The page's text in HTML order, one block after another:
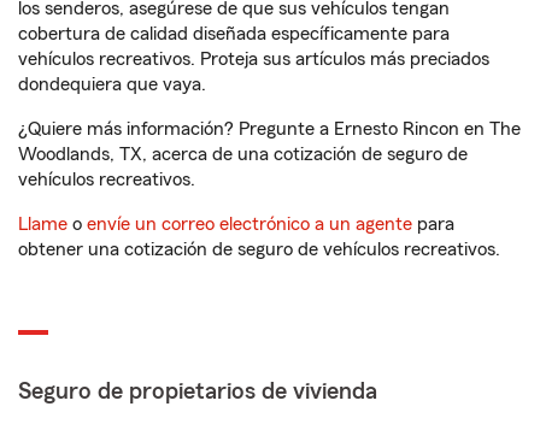
los senderos, asegúrese de que sus vehículos tengan
cobertura de calidad diseñada específicamente para
vehículos recreativos. Proteja sus artículos más preciados
dondequiera que vaya.
¿Quiere más información? Pregunte a Ernesto Rincon en The
Woodlands, TX, acerca de una cotización de seguro de
vehículos recreativos.
Llame o envíe un correo electrónico a un agente para
obtener una cotización de seguro de vehículos recreativos.
Seguro de propietarios de vivienda